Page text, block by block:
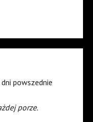
powszednie
porze.